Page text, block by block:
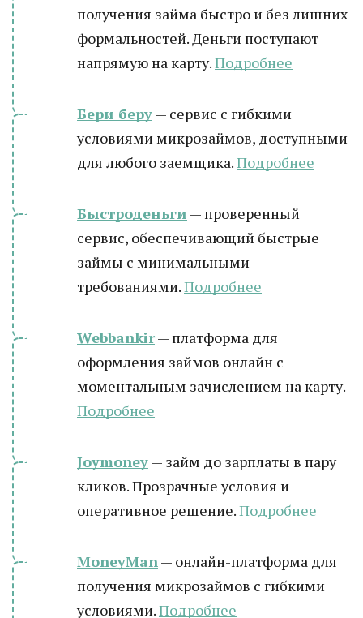
получения займа быстро и без лишних
формальностей. Деньги поступают
напрямую на карту.Подробнее
Бери беру— сервис с гибкими
условиями микрозаймов, доступными
для любого заемщика.Подробнее
Быстроденьги — проверенный
сервис, обеспечивающий быстрые
займы с минимальными
требованиями.Подробнее
Webbankir— платформа для
оформления займов онлайн с
моментальным зачислением на карту.
Подробнее
Joymoney— займ до зарплаты в пару
кликов. Прозрачные условия и
оперативное решение.Подробнее
MoneyMan— онлайн-платформа для
получения микрозаймов с гибкими
условиями.Подробнее